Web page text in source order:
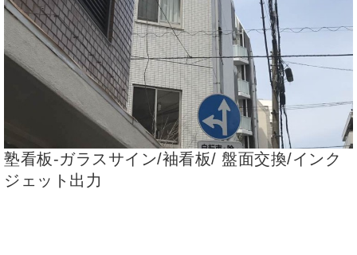
塾看板-ガラスサイン/袖看板/ 盤面交換/インク
ジェット出力